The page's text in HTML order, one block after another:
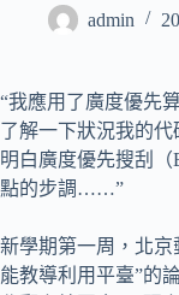
admin
“我應用了廣度優先
了解一下狀況我的
明白廣度優先搜刮
點的步調……”
新學期第一周，北
能教導利用平臺”的